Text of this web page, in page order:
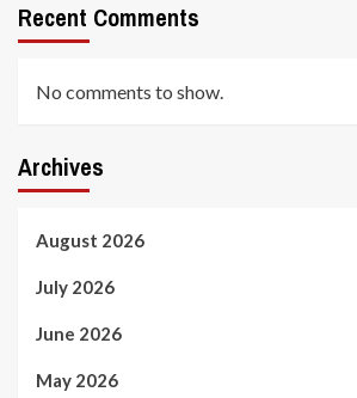
Recent Comments
No comments to show.
Archives
August 2026
July 2026
June 2026
May 2026